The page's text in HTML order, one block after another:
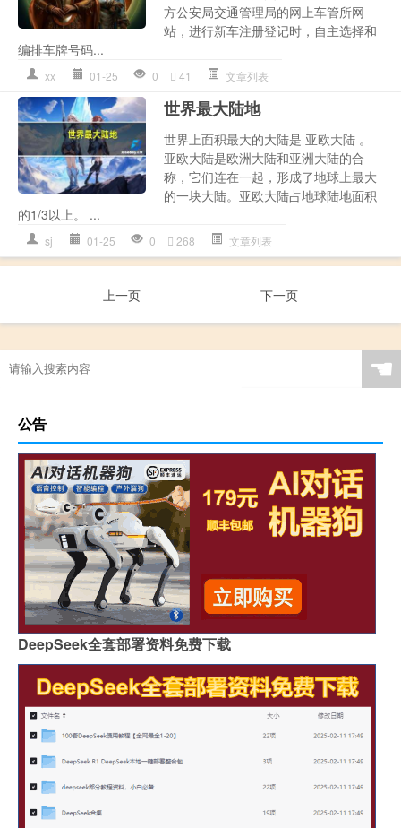
方公安局交通管理局的网上车管所网
站，进行新车注册登记时，自主选择和
编排车牌号码...
xx 01-25 0 41 文章列表
世界最大陆地
世界上面积最大的大陆是 亚欧大陆 。
亚欧大陆是欧洲大陆和亚洲大陆的合
称，它们连在一起，形成了地球上最大
的一块大陆。亚欧大陆占地球陆地面积
的1/3以上。 ...
sj 01-25 0 268 文章列表
上一页 下一页
☚
公告
DeepSeek全套部署资料免费下载